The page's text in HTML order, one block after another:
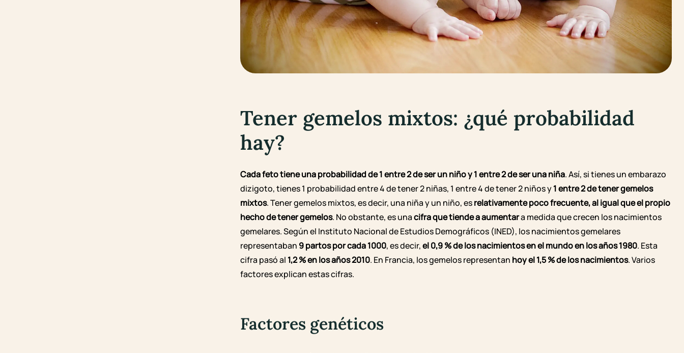
Tener gemelos mixtos: ¿qué probabilidad
hay?
Cada feto tiene una probabilidad de 1 entre 2 de ser un niño y 1 entre 2 de ser una niña. Así, si tienes un embarazo
dizigoto, tienes 1 probabilidad entre 4 de tener 2 niñas, 1 entre 4 de tener 2 niños y1 entre 2 de tener gemelos
mixtos.Tener gemelos mixtos, es decir, una niña y un niño, esrelativamente poco frecuente, al igual que el propio
hecho de tener gemelos. No obstante, es unacifra que tiende a aumentara medida que crecen los nacimientos
gemelares. Según el Instituto Nacional de Estudios Demográficos (INED), los nacimientos gemelares
representaban 9 partos por cada 1000, es decir,el 0,9 % de los nacimientos en el mundo en los años 1980. Esta
cifra pasó al 1,2 % en los años 2010. En Francia, los gemelos representan hoy el 1,5 % de los nacimientos. Varios
factores explican estas cifras.
Factores genéticos